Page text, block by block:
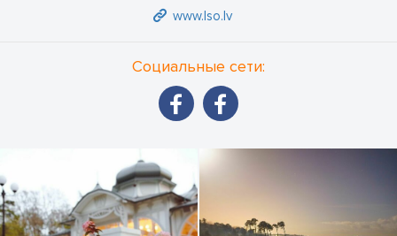
www.lso.lv
Социальные сети: